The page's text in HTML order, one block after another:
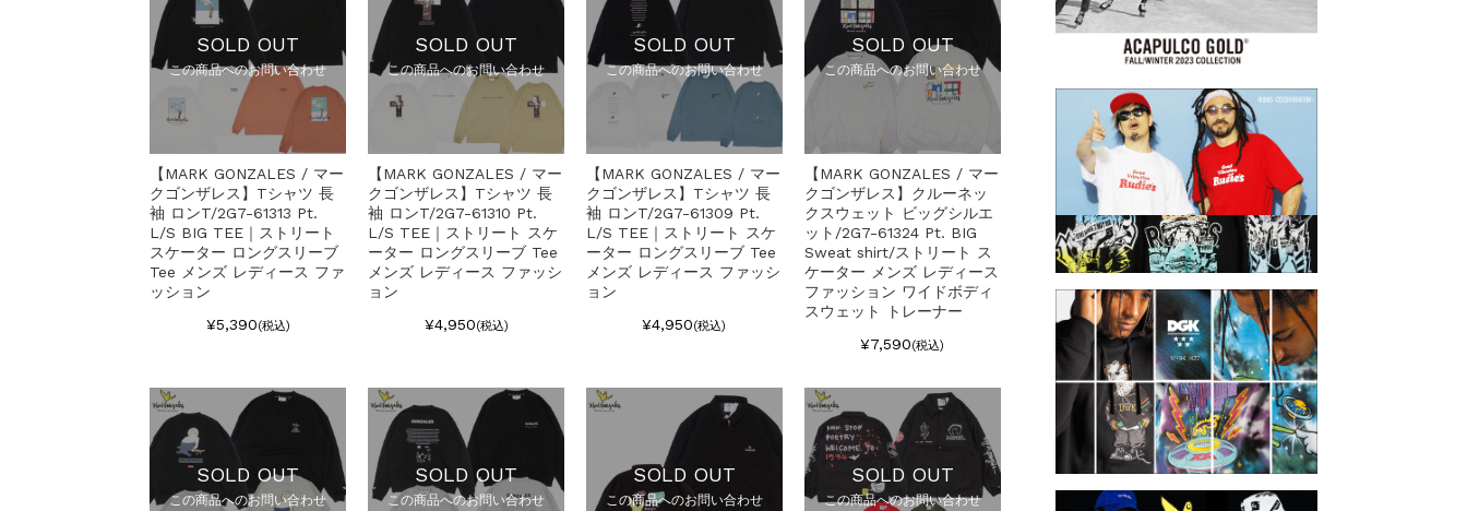
SOLD OUT
この商品へのお問い合わせ
【MARK GONZALES / マー
クゴンザレス】Tシャツ 長
袖 ロンT/2G7-61313 Pt.
L/S BIG TEE｜ストリート
スケーター ロングスリーブ
Tee メンズ レディース ファ
ッション
¥5,390(税込)
SOLD OUT
この商品へのお問い合わせ
【MARK GONZALES / マー
クゴンザレス】Tシャツ 長
袖 ロンT/2G7-61310 Pt.
L/S TEE｜ストリート スケ
ーター ロングスリーブ Tee
メンズ レディース ファッシ
ョン
¥4,950(税込)
SOLD OUT
この商品へのお問い合わせ
【MARK GONZALES / マー
クゴンザレス】Tシャツ 長
袖 ロンT/2G7-61309 Pt.
L/S TEE｜ストリート スケ
ーター ロングスリーブ Tee
メンズ レディース ファッシ
ョン
¥4,950(税込)
SOLD OUT
この商品へのお問い合わせ
【MARK GONZALES / マー
クゴンザレス】クルーネッ
クスウェット ビッグシルエ
ット/2G7-61324 Pt. BIG
Sweat shirt/ストリート ス
ケーター メンズ レディース
ファッション ワイドボディ
スウェット トレーナー
¥7,590(税込)
SOLD OUT
この商品へのお問い合わせ
SOLD OUT
この商品へのお問い合わせ
SOLD OUT
この商品へのお問い合わせ
SOLD OUT
この商品へのお問い合わせ